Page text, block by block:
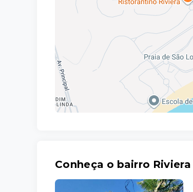
Conheça o bairro Riviera